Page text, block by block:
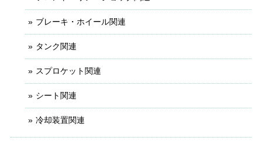
ブレーキ・ホイール関連
タンク関連
スプロケット関連
シート関連
冷却装置関連